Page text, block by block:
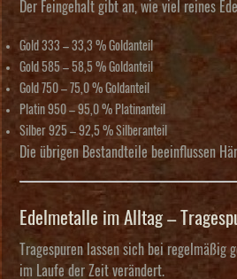
Der Feingehalt gibt an, wie viel reines
Gold 333 – 33,3 % Goldanteil
Gold 585– 58,5 % Goldanteil
Gold 750 – 75,0 % Goldanteil
Platin 950 – 95,0 % Platinanteil
Silber 925 – 92,5 % Silberanteil
Die übrigen Bestandteile beeinflussen
Edelmetalle im Alltag –
Tragespuren lassen sich bei
im Laufe der Zeit verändert.